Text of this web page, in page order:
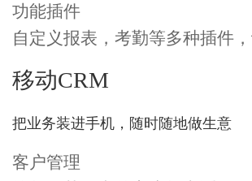
功能插件
自定义报表，考勤等多种插件
移动CRM
把业务装进手机，随时随地做生意
客户管理